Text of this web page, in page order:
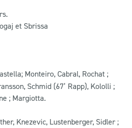
et Sbrissa
Monteiro, Cabral, Rochat ;
Schmid (67’ Rapp), Kololli ;
; Margiotta.
Knezevic, Lustenberger, Sidler ;